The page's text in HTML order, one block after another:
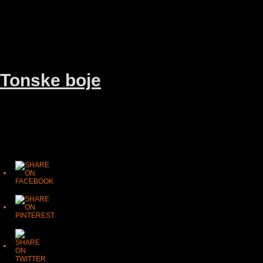
Tonske boje